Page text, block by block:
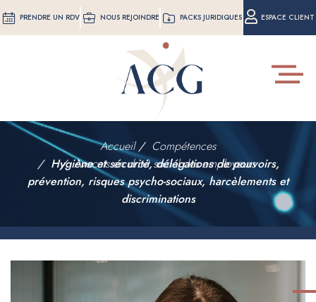
Aller
au
PRENDRE UN RDV NOUS REJOINDRE PACKS JURIDIQUES ESPACE CLIENT
Toggle
Accueil
Compétences
Avocats en droit social des employeurs
Hygiène et sécurité, délégations de pouvoirs,
prévention, risques psycho-sociaux, harcèlements et
discriminations